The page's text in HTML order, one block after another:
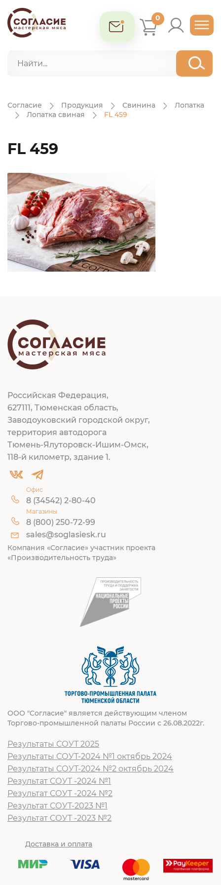
0
Согласие Продукция Свинина
Лопатка
Лопатка свиная
FL 459
FL 459
Российская Федерация,
627111, Тюменская область,
Заводоуковский городской округ,
территория автодорога
Тюмень-Ялуторовск-Ишим-Омск,
118-й километр, здание 1.
Офис
8 (34542) 2-80-40
Магазины
8 (800) 250-72-99
sales@soglasiesk.ru
Компания «Согласие» участник проекта
«Производительность труда»
ООО "Согласие" является действующим членом
Торгово-промышленной палаты России с 26.08.2022г.
Результаты СОУТ 2025
Результаты СОУТ-2024 №1 октябрь 2024
Результаты СОУТ-2024 №2 октябрь 2024
Результат СОУТ -2024 №1
Результат СОУТ -2024 №2
Результат СОУТ-2023 №1
Результат СОУТ -2023 №2
Доставка и оплата